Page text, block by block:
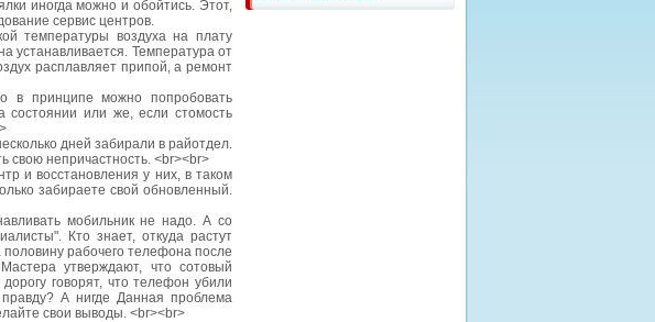
иногда можно и обойтись. Этот,
сервис центров.
температуры воздуха на плату
устанавливается. Температура от
расплавляет припой, а ремонт
в принципе можно попробовать
состоянии или же, если стомость
дней забирали в райотдел.
свою непричастность. <br><br>
и восстановления у них, в таком
забираете свой обновленный.
мобильник не надо. А со
Кто знает, откуда растут
рабочего телефона после
утверждают, что сотовый
говорят, что телефон убили
А нигде Данная проблема
свои выводы. <br><br>